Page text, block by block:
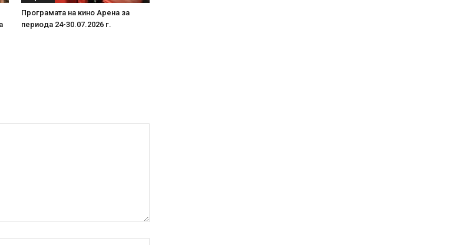
Програмата на кино Арена за
периода 24-30.07.2026 г.